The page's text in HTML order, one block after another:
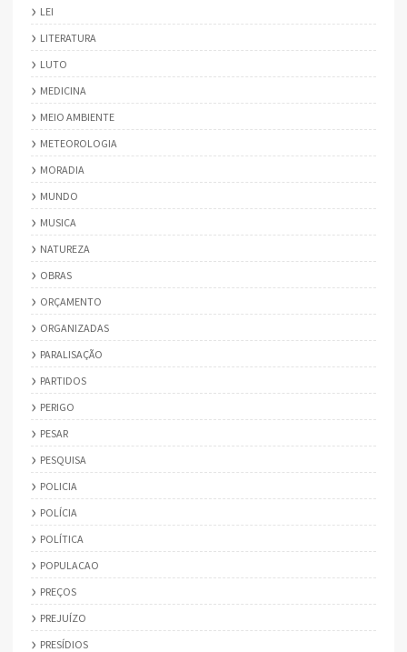
LEI
LITERATURA
LUTO
MEDICINA
MEIO AMBIENTE
METEOROLOGIA
MORADIA
MUNDO
MUSICA
NATUREZA
OBRAS
ORÇAMENTO
ORGANIZADAS
PARALISAÇÃO
PARTIDOS
PERIGO
PESAR
PESQUISA
POLICIA
POLÍCIA
POLÍTICA
POPULACAO
PREÇOS
PREJUÍZO
PRESÍDIOS